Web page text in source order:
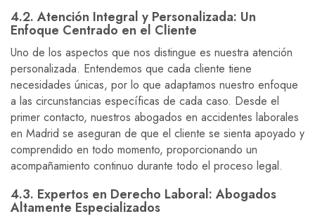
4.2. Atención Integral y Personalizada: Un
Enfoque Centrado en el Cliente
Uno de los aspectos que nos distingue es nuestra atención
personalizada. Entendemos que cada cliente tiene
necesidades únicas, por lo que adaptamos nuestro enfoque
a las circunstancias específicas de cada caso. Desde el
primer contacto, nuestros abogados en accidentes laborales
en Madrid se aseguran de que el cliente se sienta apoyado y
comprendido en todo momento, proporcionando un
acompañamiento continuo durante todo el proceso legal.
4.3. Expertos en Derecho Laboral: Abogados
Altamente Especializados